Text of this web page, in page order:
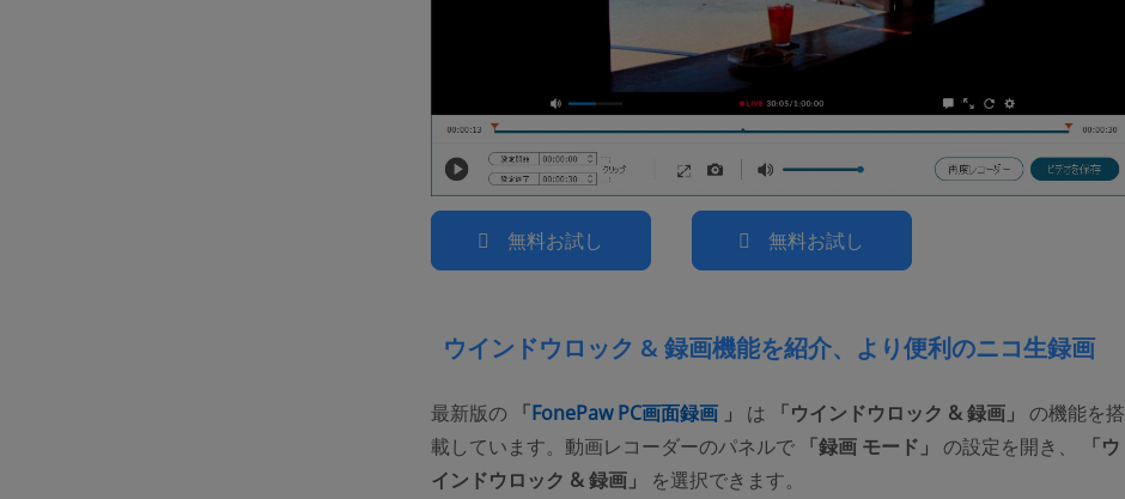
無料お試し 無料お試し
ウインドウロック & 録画機能を紹介、より便利のニコ生録画
最新版の 「FonePaw PC画面録画 (opens new window)
」 は 「ウインドウロック & 録画」 の機能を搭
載しています。動画レコーダーのパネルで 「録画 モード」 の設定を開き、
「ウ
インドウロック & 録画」
を選択できます。